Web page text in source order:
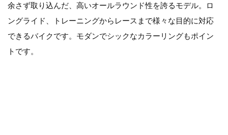
余さず取り込んだ、高いオールラウンド性を誇るモデル。ロ
ングライド、トレーニングからレースまで様々な目的に対応
できるバイクです。モダンでシックなカラーリングもポイン
トです。